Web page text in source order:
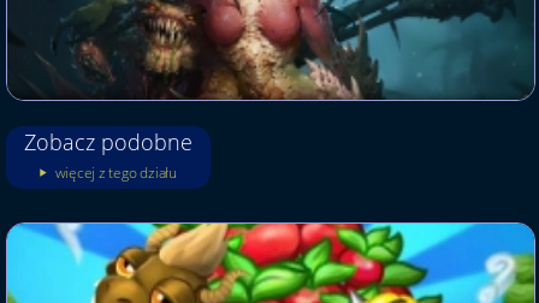
Zobacz podobne
więcej z tego działu